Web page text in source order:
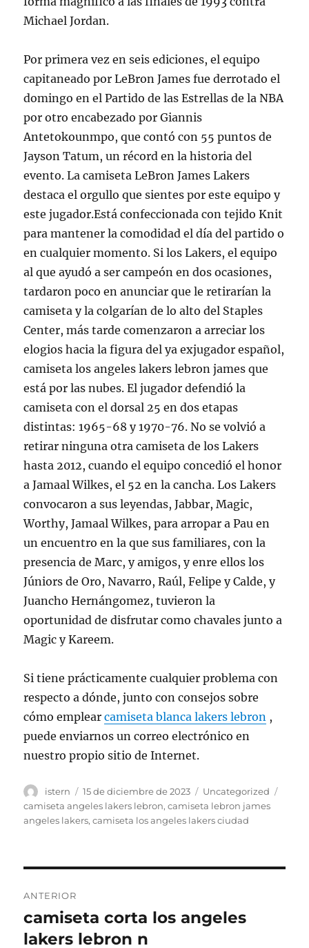
Michael Jordan.
Por primera vez en seis ediciones, el equipo
capitaneado por LeBron James fue derrotado el
domingo en el Partido de las Estrellas de la NBA
por otro encabezado por Giannis
Antetokounmpo, que contó con 55 puntos de
Jayson Tatum, un récord en la historia del
evento. La camiseta LeBron James Lakers
destaca el orgullo que sientes por este equipo y
este jugador.Está confeccionada con tejido Knit
para mantener la comodidad el día del partido o
en cualquier momento. Si los Lakers, el equipo
al que ayudó a ser campeón en dos ocasiones,
tardaron poco en anunciar que le retirarían la
camiseta y la colgarían de lo alto del Staples
Center, más tarde comenzaron a arreciar los
elogios hacia la figura del ya exjugador español,
camiseta los angeles lakers lebron james que
está por las nubes. El jugador defendió la
camiseta con el dorsal 25 en dos etapas
distintas: 1965-68 y 1970-76. No se volvió a
retirar ninguna otra camiseta de los Lakers
hasta 2012, cuando el equipo concedió el honor
a Jamaal Wilkes, el 52 en la cancha. Los Lakers
convocaron a sus leyendas, Jabbar, Magic,
Worthy, Jamaal Wilkes, para arropar a Pau en
un encuentro en la que sus familiares, con la
presencia de Marc, y amigos, y enre ellos los
Júniors de Oro, Navarro, Raúl, Felipe y Calde, y
Juancho Hernángomez, tuvieron la
oportunidad de disfrutar como chavales junto a
Magic y Kareem.
Si tiene prácticamente cualquier problema con
respecto a dónde, junto con consejos sobre
cómo emplearcamiseta blanca lakers lebron ,
puede enviarnos un correo electrónico en
nuestro propio sitio de Internet.
Autor
istern
Publicado
el
15 de diciembre de 2023 Categorías
Uncategorized
camiseta angeles lakers lebron,camiseta lebron james
angeles lakers,camiseta los angeles lakers ciudad
de
entradas
ANTERIOR
Entrada
anterior:
camiseta corta los angeles
lakers lebron n